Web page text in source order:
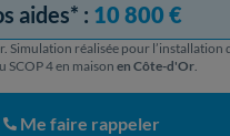
aides* : 10 800 €
Simulation réalisée pour l’installation
SCOP 4 en maison en Côte-d'Or.
Me faire rappeler